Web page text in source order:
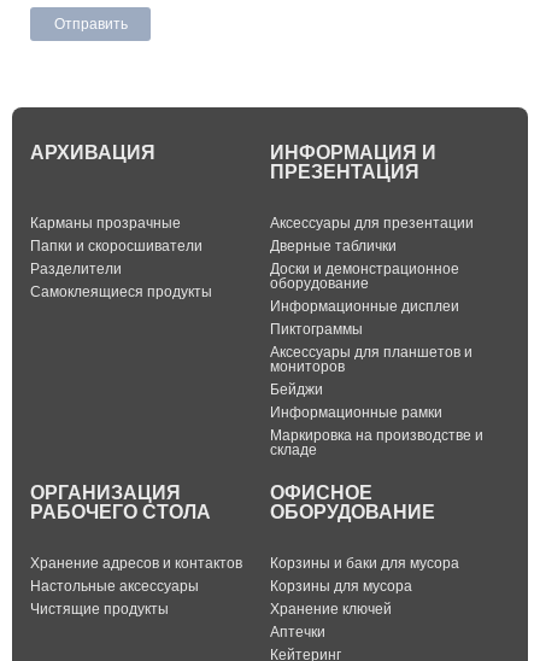
АРХИВАЦИЯ
Карманы прозрачные
Папки и скоросшиватели
Разделители
Самоклеящиеся продукты
ИНФОРМАЦИЯ И
ПРЕЗЕНТАЦИЯ
Аксессуары для презентации
Дверные таблички
Доски и демонстрационное
оборудование
Информационные дисплеи
Пиктограммы
Аксессуары для планшетов и
мониторов
Бейджи
Информационные рамки
Маркировка на производстве и
складе
ОРГАНИЗАЦИЯ
РАБОЧЕГО СТОЛА
Хранение адресов и контактов
Настольные аксессуары
Чистящие продукты
ОФИСНОЕ
ОБОРУДОВАНИЕ
Корзины и баки для мусора
Корзины для мусора
Хранение ключей
Аптечки
Кейтеринг